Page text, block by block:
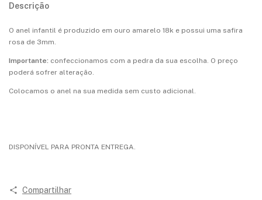
Descrição
O anel infantil é produzido em ouro amarelo 18k e possui uma safira
rosa de 3mm.
Importante: confeccionamos com a pedra da sua escolha. O preço
poderá sofrer alteração.
Colocamos o anel na sua medida sem custo adicional.
DISPONÍVEL PARA PRONTA ENTREGA.
Compartilhar